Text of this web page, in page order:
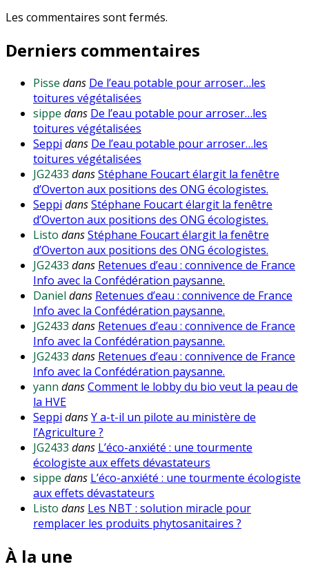
Les commentaires sont fermés.
Derniers commentaires
Pisse dans De l’eau potable pour arroser…les
toitures végétalisées
sippe dans De l’eau potable pour arroser…les
toitures végétalisées
Seppi dans De l’eau potable pour arroser…les
toitures végétalisées
JG2433 dansStéphane Foucart élargit la fenêtre
d’Overton aux positions des ONG écologistes.
Seppi dansStéphane Foucart élargit la fenêtre
d’Overton aux positions des ONG écologistes.
Listo dansStéphane Foucart élargit la fenêtre
d’Overton aux positions des ONG écologistes.
JG2433 dans Retenues d’eau : connivence de France
Info avec la Confédération paysanne.
Daniel dans Retenues d’eau : connivence de France
Info avec la Confédération paysanne.
JG2433 dans Retenues d’eau : connivence de France
Info avec la Confédération paysanne.
JG2433 dans Retenues d’eau : connivence de France
Info avec la Confédération paysanne.
yann dansComment le lobby du bio veut la peau de
la HVE
Seppi dansY a-t-il un pilote au ministère de
l’Agriculture ?
JG2433 dans L’éco-anxiété : une tourmente
écologiste aux effets dévastateurs
sippe dans L’éco-anxiété : une tourmente écologiste
aux effets dévastateurs
Listo dans Les NBT : solution miracle pour
remplacer les produits phytosanitaires ?
À la une